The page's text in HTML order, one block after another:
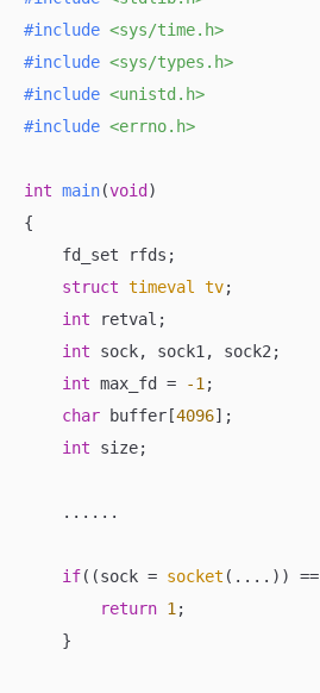
#include <sys/time.h>
#include <sys/types.h>
#include <unistd.h>
#include <errno.h>
int main(void)
{
    fd_set rfds;
struct timeval tv;
int retval;
int sock, sock1, sock2;
int max_fd = -1 ;
char buffer[4096];
int size;
    ......
if((sock = socket (....)) ==
return 1 ;
    }